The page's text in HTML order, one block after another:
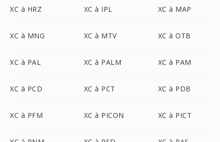
XC à HRZ XC à IPL XC à MAP
XC à MNG XC à MTV XC à OTB
XC à PAL XC à PALM XC à PAM
XC à PCD XC à PCT XC à PDB
XC à PFM XC à PICON XC à PICT